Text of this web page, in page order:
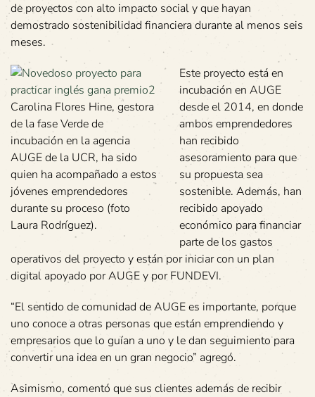
de proyectos con alto impacto social y que hayan
demostrado sostenibilidad financiera durante al menos seis
meses.
Carolina Flores Hine, gestora
de la fase Verde de
incubación en la agencia
AUGE de la UCR, ha sido
quien ha acompañado a estos
jóvenes emprendedores
durante su proceso (foto
Laura Rodríguez).
Este proyecto está en
incubación en AUGE
desde el 2014, en donde
ambos emprendedores
han recibido
asesoramiento para que
su propuesta sea
sostenible. Además, han
recibido apoyado
económico para financiar
parte de los gastos
operativos del proyecto y están por iniciar con un plan
digital apoyado por AUGE y por FUNDEVI.
“El sentido de comunidad de AUGE es importante, porque
uno conoce a otras personas que están emprendiendo y
empresarios que lo guían a uno y le dan seguimiento para
convertir una idea en un gran negocio” agregó.
Asimismo, comentó que sus clientes además de recibir